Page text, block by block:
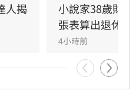
相信市場並與之共同成
財經iNEWS將於8月15
」投資論壇，邀請周冠
配置策略，協助投資人
活動名額有限，歡迎投
致富心法。
人揭
小說家38歲財
張表算出退休金
4小時前